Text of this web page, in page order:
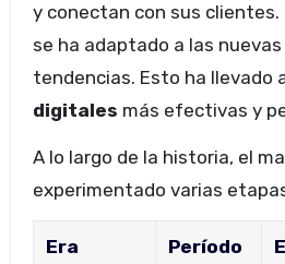
y conectan con sus clientes.
se ha adaptado a las
tendencias. Esto ha llevado
digitales más efectivas y
A lo largo de la historia, el
experimentado varias
Era Período